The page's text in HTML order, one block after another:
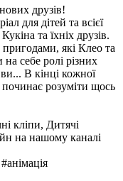
друзів!
для дітей та всієї
та їхніх друзів.
які Клео та
себе ролі різних
В кінці кожної
розуміти щось
кліпи, Дитячі
на нашому каналі